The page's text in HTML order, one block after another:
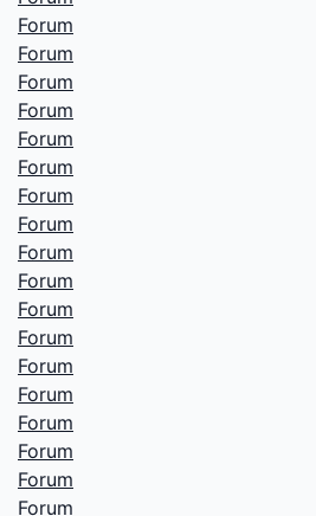
Forum
Forum
Forum
Forum
Forum
Forum
Forum
Forum
Forum
Forum
Forum
Forum
Forum
Forum
Forum
Forum
Forum
Forum